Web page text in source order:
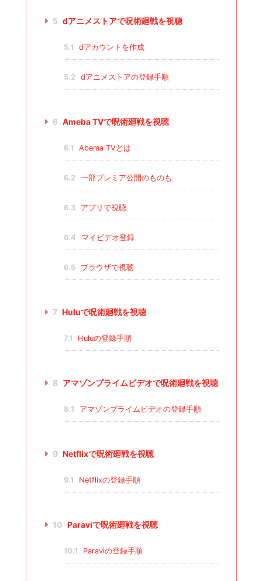
5 dアニメストアで呪術廻戦を視聴
5.1 dアカウントを作成
5.2 dアニメストアの登録手順
6 Ameba TVで呪術廻戦を視聴
6.1 Abema TVとは
6.2 一部プレミア公開のものも
6.3 アプリで視聴
6.4 マイビデオ登録
6.5 ブラウザで視聴
7 Huluで呪術廻戦を視聴
7.1 Huluの登録手順
8 アマゾンプライムビデオで呪術廻戦を視聴
8.1 アマゾンプライムビデオの登録手順
9 Netflixで呪術廻戦を視聴
9.1 Netflixの登録手順
10 Paraviで呪術廻戦を視聴
10.1 Paraviの登録手順